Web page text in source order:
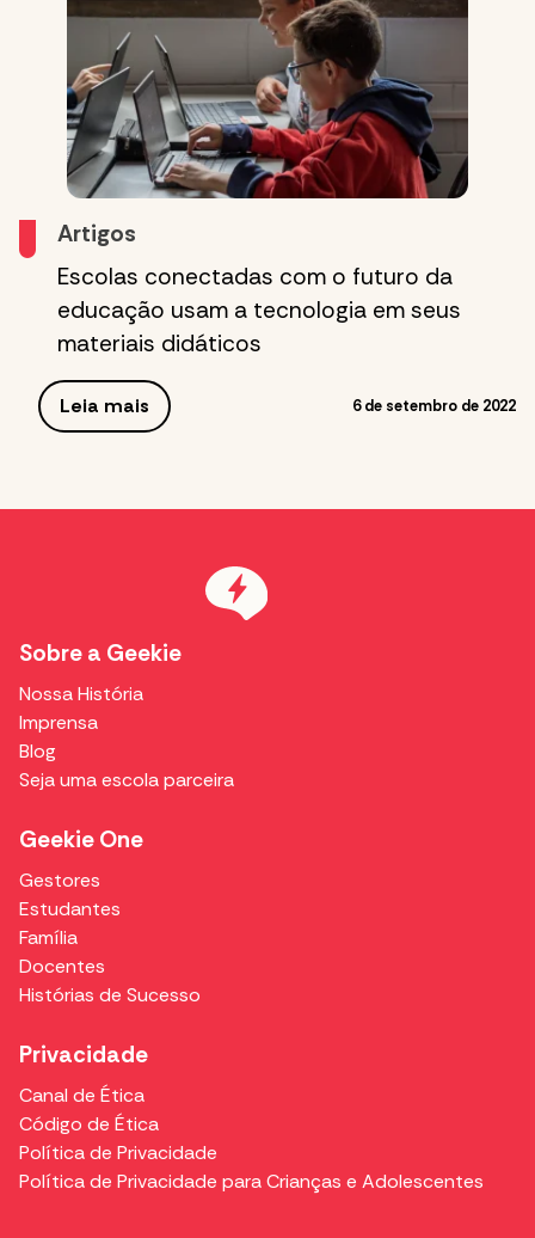
Artigos
Escolas conectadas com o futuro da
educação usam a tecnologia em seus
materiais didáticos
Leia mais 6 de setembro de 2022
Sobre a Geekie
Nossa História
Imprensa
Blog
Seja uma escola parceira
Geekie One
Gestores
Estudantes
Família
Docentes
Histórias de Sucesso
Privacidade
Canal de Ética
Código de Ética
Política de Privacidade
Política de Privacidade para Crianças e Adolescentes